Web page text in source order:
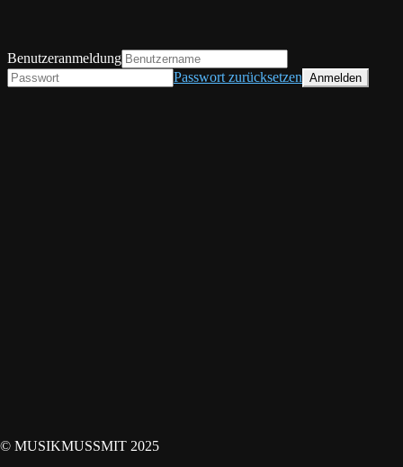
© MUSIKMUSSMIT 2025
Benutzeranmeldung
Passwort zurücksetzen